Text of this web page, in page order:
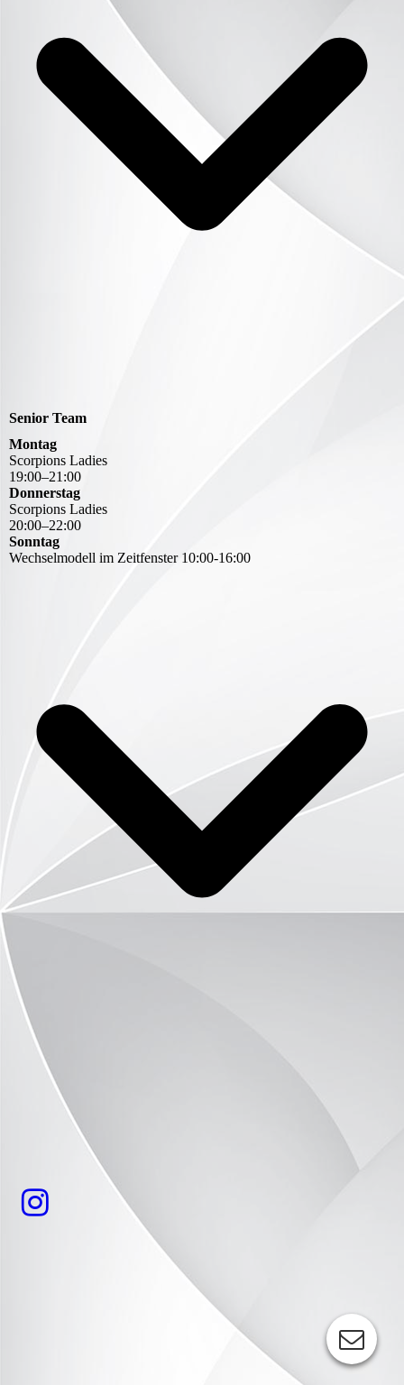
Senior Team
Montag
Scorpions Ladies
19:00–21:00
Donnerstag
Scorpions Ladies
20:00–22:00
Sonntag
Wechselmodell im Zeitfenster 10:00-16:00